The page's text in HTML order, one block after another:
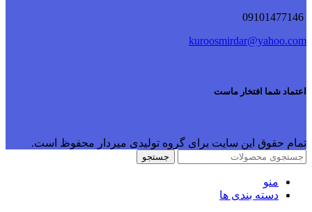
kuroosmirdar@yahoo.com
اعتماد شما افتخار ماست
تمام حقوق این سایت برای گروه تولیدی میردار محفوظ است.
جستجو
منو
دسته بندی ها